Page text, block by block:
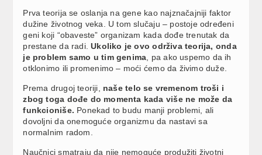
Prva teorija se oslanja na gene kao najznačajniji faktor
dužine životnog veka. U tom slučaju – postoje određeni
geni koji “obaveste” organizam kada dođe trenutak da
prestane da radi.Ukoliko je ovo održiva teorija, onda
je problem samo u tim genima , pa ako uspemo da ih
otklonimo ili promenimo – moći ćemo da živimo duže.
Prema drugoj teoriji, naše telo se vremenom troši i
zbog toga dođe do momenta kada više ne može da
funkcioniše. Ponekad to budu manji problemi, ali
dovoljni da onemoguće organizmu da nastavi sa
normalnim radom.
Naučnici smatraju da nije nemoguće produžiti životni